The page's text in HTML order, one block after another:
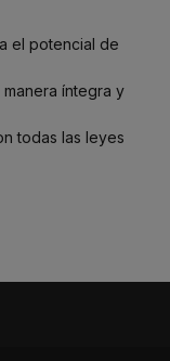
el potencial de
íntegra y
todas las leyes